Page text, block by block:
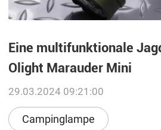
Eine multifunktionale
Olight Marauder Mini
29.03.2024 09:21:00
Campinglampe